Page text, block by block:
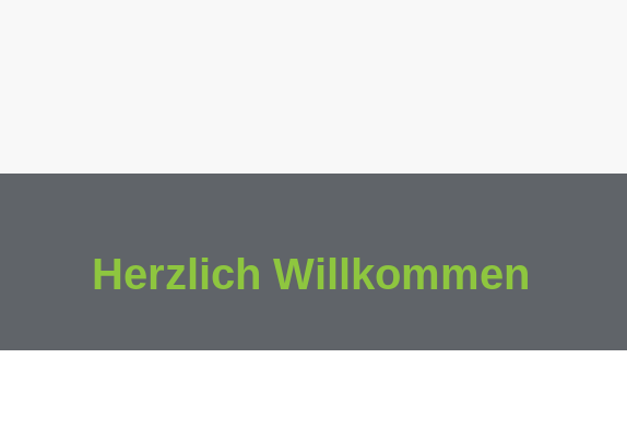
Herzlich Willkommen